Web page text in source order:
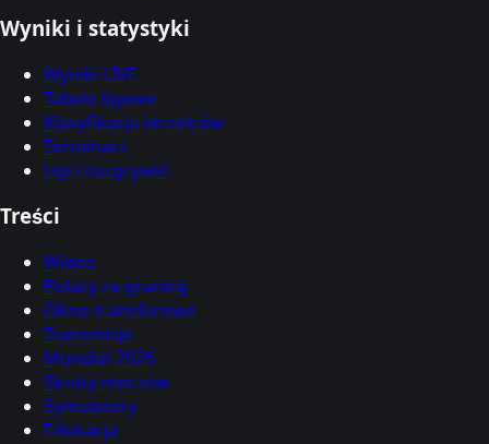
Wyniki i statystyki
Wyniki LIVE
Tabele ligowe
Klasyfikacja strzelców
Terminarz
Ligi i rozgrywki
Treści
Wideo
Polacy za granicą
Okno transferowe
Transmisje
Mundial 2026
Skróty meczów
Symulatory
Edukacja